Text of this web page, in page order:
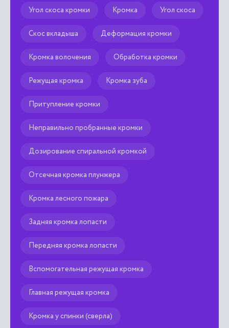
Угол скоса кромки Кромка Угол скоса
Скос вкладыша Деформация кромки
Кромка волочения Обработка кромки
Режущая кромка Кромка зуба
Притупление кромки
Неправильно пробранные кромки
Дозирование спиральной кромкой
Отсечная кромка плунжера
Кромка лесного пожара
Задняя кромка лопасти
Передняя кромка лопасти
Вспомогательная режущая кромка
Главная режущая кромка
Кромка у спинки (сверла)